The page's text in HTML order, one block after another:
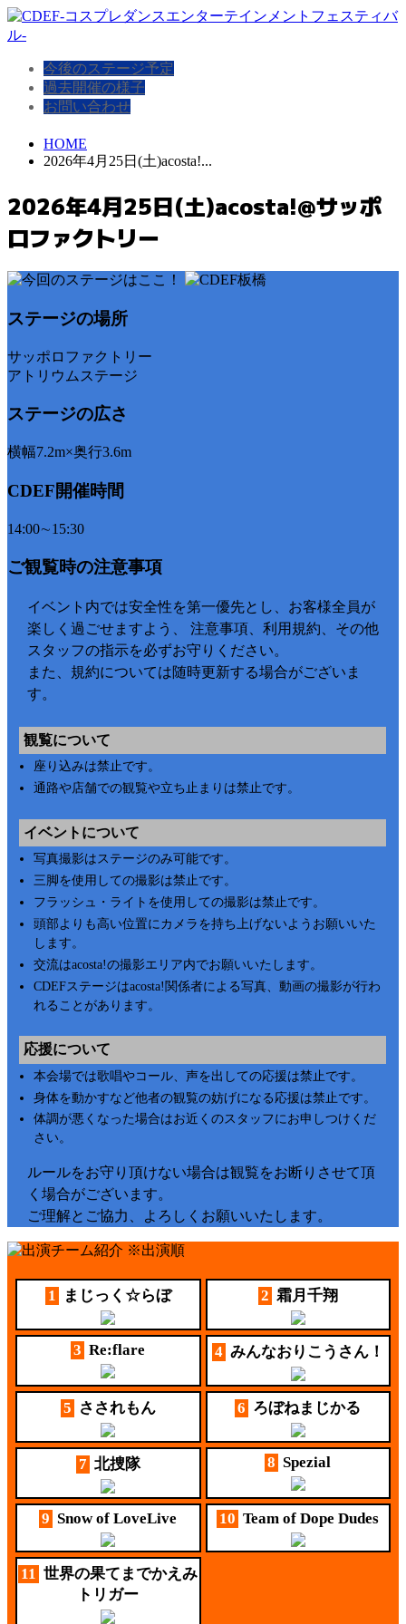
今後のステージ予定
過去開催の様子
お問い合わせ
HOME
2026年4月25日(土)acosta!...
2026年4月25日(土)acosta!@サッポ
ロファクトリー
ステージの場所
サッポロファクトリー
アトリウムステージ
ステージの広さ
横幅7.2m×奥行3.6m
CDEF開催時間
14:00∼15:30
ご観覧時の注意事項
イベント内では安全性を第一優先とし、お客様全員が
楽しく過ごせますよう、 注意事項、利用規約、その他
スタッフの指示を必ずお守りください。
また、規約については随時更新する場合がございま
す。
観覧について
座り込みは禁止です。
通路や店舗での観覧や立ち止まりは禁止です。
イベントについて
写真撮影はステージのみ可能です。
三脚を使用しての撮影は禁止です。
フラッシュ・ライトを使用しての撮影は禁止です。
頭部よりも高い位置にカメラを持ち上げないようお願いいた
します。
交流はacosta!の撮影エリア内でお願いいたします。
CDEFステージはacosta!関係者による写真、動画の撮影が行わ
れることがあります。
応援について
本会場では歌唱やコール、声を出しての応援は禁止です。
身体を動かすなど他者の観覧の妨げになる応援は禁止です。
体調が悪くなった場合はお近くのスタッフにお申しつけくだ
さい。
ルールをお守り頂けない場合は観覧をお断りさせて頂
く場合がございます。
ご理解とご協力、よろしくお願いいたします。
※出演順
1 まじっく☆らぼ 2 霜月千翔
3 Re:flare 4 みんなおりこうさん！
5 さされもん 6 ろぼねまじかる
7 北捜隊 8 Spezial
9 Snow of LoveLive 10 Team of Dope Dudes
11 世界の果てまでかえみ
トリガー